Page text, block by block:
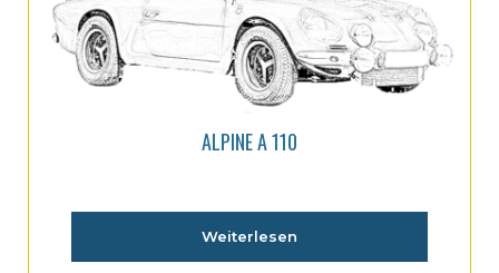
ALPINE A 110
Weiterlesen